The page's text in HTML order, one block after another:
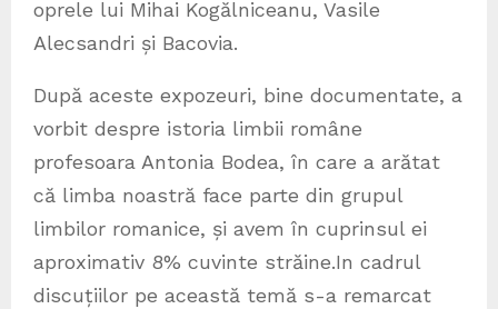
oprele lui Mihai Kogălniceanu, Vasile
Alecsandri și Bacovia.
După aceste expozeuri, bine documentate, a
vorbit despre istoria limbii române
profesoara Antonia Bodea, în care a arătat
că limba noastră face parte din grupul
limbilor romanice, și avem în cuprinsul ei
aproximativ 8% cuvinte străine.In cadrul
discuțiilor pe această temă s-a remarcat